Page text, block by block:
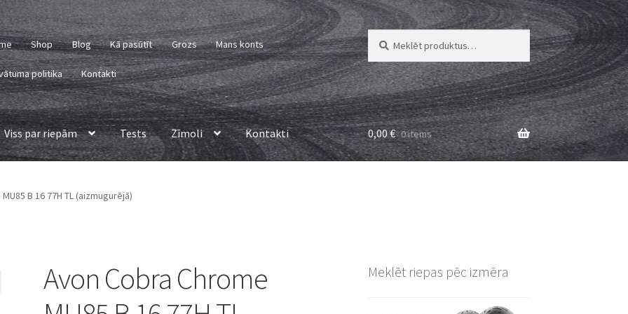
Shop Blog Kā pasūtīt Grozs Mans konts
politika Kontakti
Meklēt:
Meklēt
Viss par riepām Tests Zīmoli Kontakti 0,00€ 0 items
B 16 77H TL (aizmugurējā)
Avon Cobra Chrome
Meklēt riepas pēc izmēra